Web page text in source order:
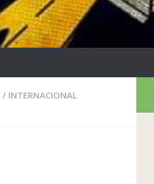
/ INTERNACIONAL